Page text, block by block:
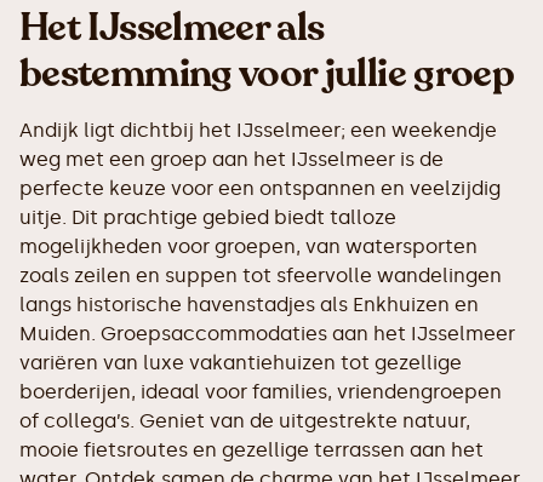
Het IJsselmeer als
bestemming voor jullie groep
Andijk ligt dichtbij het IJsselmeer; een weekendje
weg met een groep aan het IJsselmeer is de
perfecte keuze voor een ontspannen en veelzijdig
uitje. Dit prachtige gebied biedt talloze
mogelijkheden voor groepen, van watersporten
zoals zeilen en suppen tot sfeervolle wandelingen
langs historische havenstadjes als Enkhuizen en
Muiden. Groepsaccommodaties aan het IJsselmeer
variëren van luxe vakantiehuizen tot gezellige
boerderijen, ideaal voor families, vriendengroepen
of collega’s. Geniet van de uitgestrekte natuur,
mooie fietsroutes en gezellige terrassen aan het